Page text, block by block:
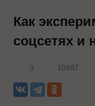
Как
соцсетях и
0 10607